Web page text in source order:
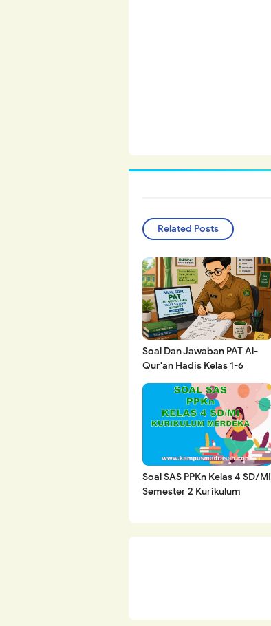
Related Posts
Soal Dan Jawaban PAT Al-
Qur'an Hadis Kelas 1-6
2025/2026
Soal SAS PPKn Kelas 4 SD/MI
Semester 2 Kurikulum